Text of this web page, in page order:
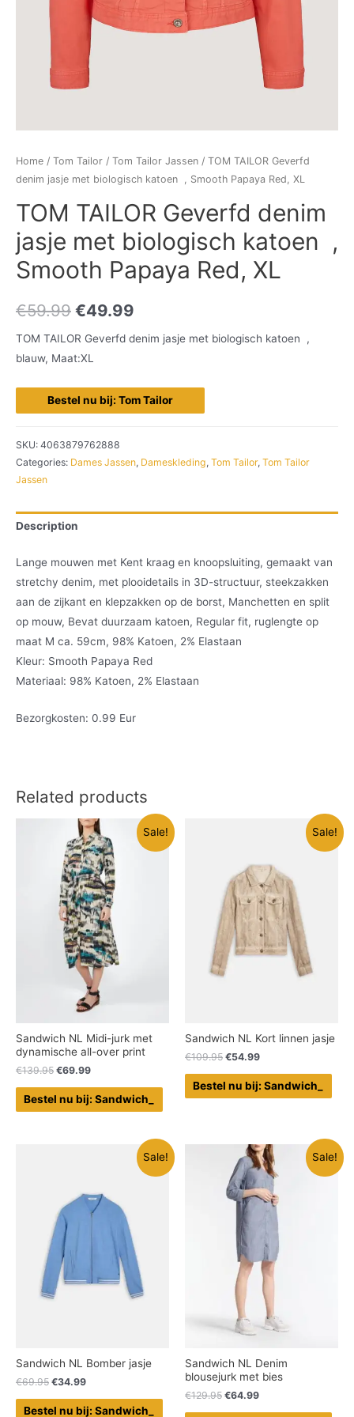
Home / Tom Tailor / Tom Tailor Jassen / TOM TAILOR Geverfd
denim jasje met biologisch katoen , Smooth Papaya Red, XL
TOM TAILOR Geverfd denim
jasje met biologisch katoen ,
Smooth Papaya Red, XL
€59.99 €49.99
TOM TAILOR Geverfd denim jasje met biologisch katoen ,
blauw, Maat:XL
Bestel nu bij: Tom Tailor
SKU: 4063879762888
Categories: Dames Jassen, Dameskleding, Tom Tailor, Tom Tailor
Jassen
Description
Lange mouwen met Kent kraag en knoopsluiting, gemaakt van
stretchy denim, met plooidetails in 3D-structuur, steekzakken
aan de zijkant en klepzakken op de borst, Manchetten en split
op mouw, Bevat duurzaam katoen, Regular fit, ruglengte op
maat M ca. 59cm, 98% Katoen, 2% Elastaan
Kleur: Smooth Papaya Red
Materiaal: 98% Katoen, 2% Elastaan
Bezorgkosten: 0.99 Eur
Related products
Sale!
Sandwich NL Midi-jurk met
dynamische all-over print
€139.95 €69.99
Bestel nu bij: Sandwich_
Sale!
Sandwich NL Kort linnen jasje
€109.95 €54.99
Bestel nu bij: Sandwich_
Sale!
Sandwich NL Bomber jasje
€69.95 €34.99
Bestel nu bij: Sandwich_
Sale!
Sandwich NL Denim
blousejurk met bies
€129.95 €64.99